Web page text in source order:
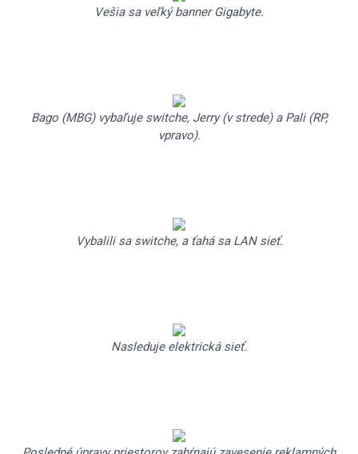
Vešia sa veľký banner Gigabyte.
Bago (MBG) vybaľuje switche, Jerry (v strede) a Pali (RP,
vpravo).
Vybalili sa switche, a ťahá sa LAN sieť.
Nasleduje elektrická sieť.